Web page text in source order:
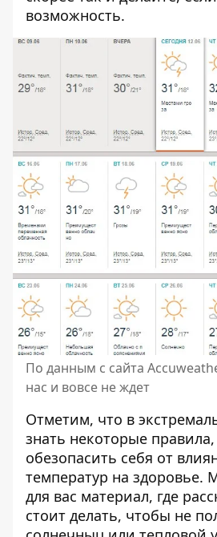
возможность.
По данным с сайта
нас и вовсе не ждет
Отметим, что в
знать некоторые правила
обезопасить себя от
температур на здоровье.
для вас материал, где
стоит делать, чтобы не